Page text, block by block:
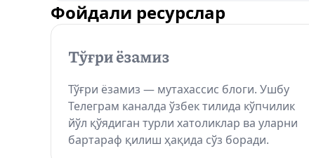
Фойдали ресурслар
Тўғри ёзамиз — мутахассис блоги. Ушбу
Телеграм каналда ўзбек тилида кўпчилик
йўл қўядиган турли хатоликлар ва уларни
бартараф қилиш ҳақида сўз боради.